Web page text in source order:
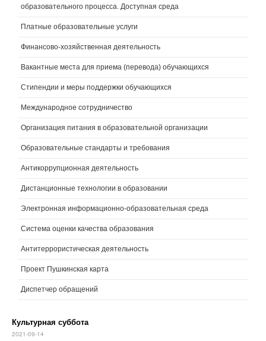
образовательного процесса. Доступная среда
Платные образовательные услуги
Финансово-хозяйственная деятельность
Вакантные места для приема (перевода) обучающихся
Стипендии и меры поддержки обучающихся
Международное сотрудничество
Организация питания в образовательной организации
Образовательные стандарты и требования
Антикоррупционная деятельность
Дистанционные технологии в образовании
Электронная информационно-образовательная среда
Система оценки качества образования
Антитеррористическая деятельность
Проект Пушкинская карта
Диспетчер обращений
Культурная суббота
2021-09-14